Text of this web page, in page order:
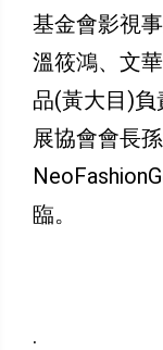
基金會影視
溫筱鴻、文
品(黃大目)
展協會會長
臨。
.